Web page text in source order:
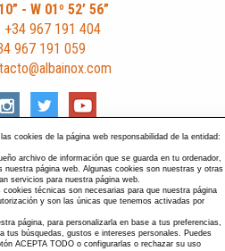
- W 01º 52’ 56”
+34 967 191 404
967 191 059
comunicación. Esta página
Chrome, Internet Explorer
Firefox 4.0.
cookies de la página web responsabilidad de la entidad:
archivo de información que se guarda en tu ordenador,
nuestra página web. Algunas cookies son nuestras y otras
servicios para nuestra página web.
técnicas son necesarias para que nuestra página
y son las únicas que tenemos activadas por
página, para personalizarla en base a tus preferencias,
tus búsquedas, gustos e intereses personales. Puedes
ACEPTA TODO o configurarlas o rechazar su uso